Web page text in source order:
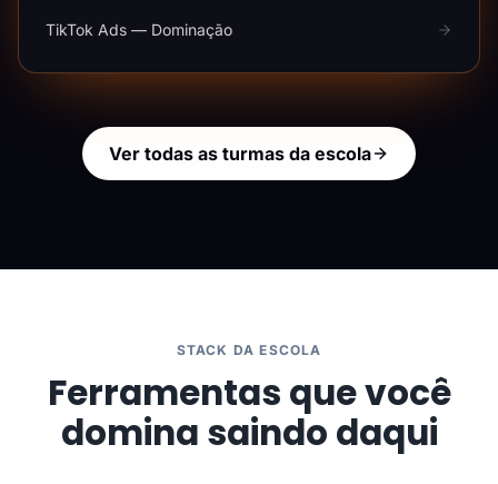
TikTok Ads — Dominação
Ver todas as turmas da escola
STACK DA ESCOLA
Ferramentas que você
domina saindo daqui